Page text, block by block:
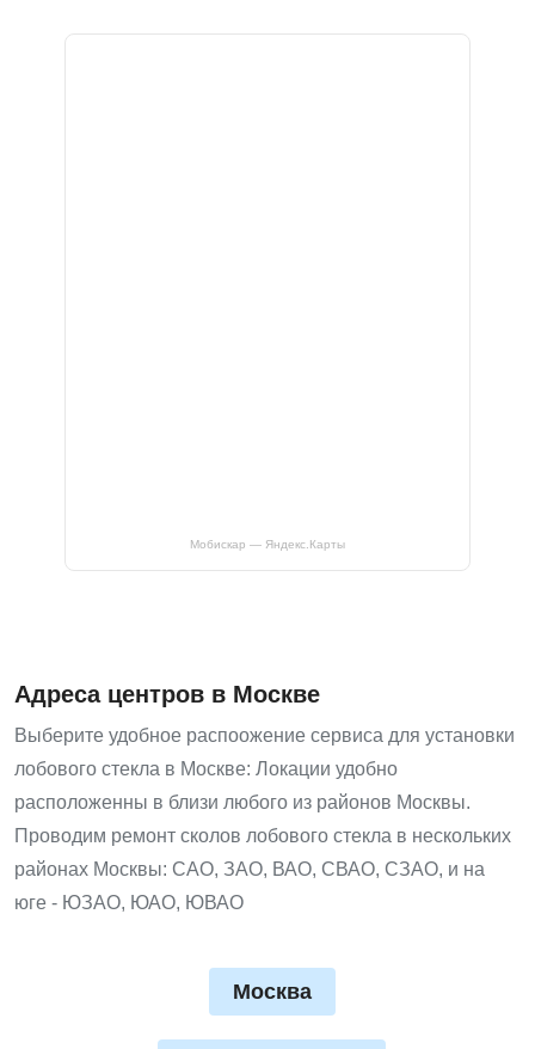
Мобискар — Яндекс.Карты
Адреса центров в Москве
Выберите удобное распоожение сервиса для установки
лобового стекла в Москве: Локации удобно
расположенны в близи любого из районов Москвы.
Проводим ремонт сколов лобового стекла в нескольких
районах Москвы: САО, ЗАО, ВАО, СВАО, СЗАО, и на
юге - ЮЗАО, ЮАО, ЮВАО
Москва